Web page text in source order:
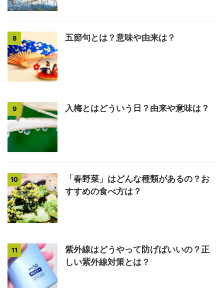
8 五節句とは？意味や由来は？
9 入梅とはどういう日？由来や意味は？
10
「春野菜」はどんな種類があるの？お
すすめの食べ方は？
11
紫外線はどうやって防げばいいの？正
しい紫外線対策とは？